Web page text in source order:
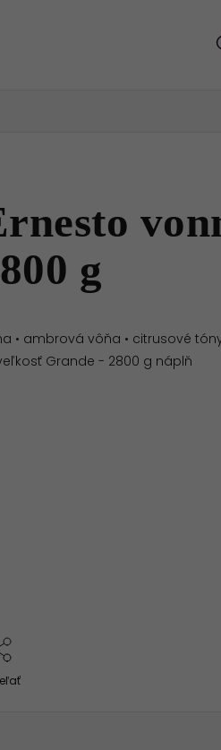
g
• ambrová vôňa • citrusové tóny
Grande - 2800 g náplň